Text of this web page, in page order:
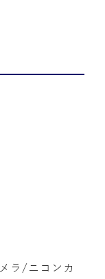
ラ/ニコンカ